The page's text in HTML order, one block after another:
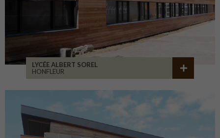
LYCÉE ALBERT SOREL
HONFLEUR